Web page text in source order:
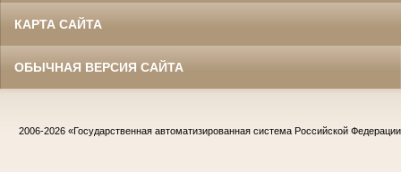
КАРТА САЙТА
ОБЫЧНАЯ ВЕРСИЯ САЙТА
2006-2026 «Государственная автоматизированная система Российской